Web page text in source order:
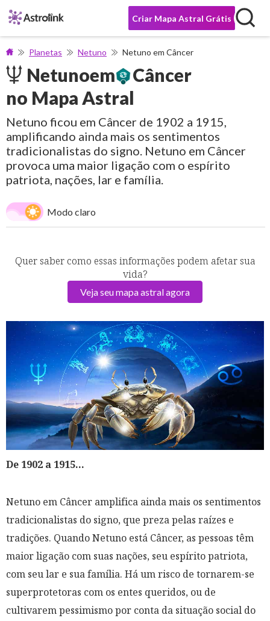
Criar Mapa Astral Grátis
Planetas Netuno Netuno em Câncer
Netunoem
Câncer
no Mapa Astral
Netuno ficou em Câncer de 1902 a 1915,
amplificando ainda mais os sentimentos
tradicionalistas do signo. Netuno em Câncer
provoca uma maior ligação com o espírito
patriota, nações, lar e família.
Modo claro
Quer saber como essas informações podem afetar sua
vida?
Veja seu mapa astral agora
De 1902 a 1915...
Netuno em Câncer amplifica ainda mais os sentimentos
tradicionalistas do signo, que preza pelas raízes e
tradições. Quando Netuno está Câncer, as pessoas têm
maior ligação com suas nações, seu espírito patriota,
com seu lar e sua família. Há um risco de tornarem-se
superprotetoras com os entes queridos, ou de
cultivarem pessimismo por conta da situação social do